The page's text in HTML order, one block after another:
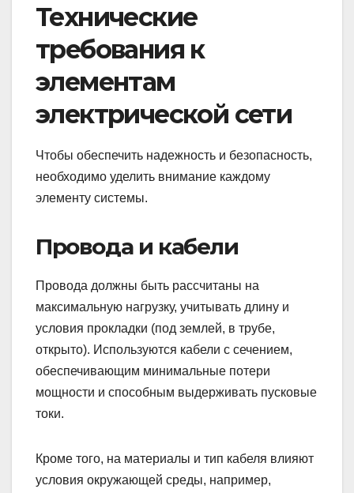
Технические
требования к
элементам
электрической сети
Чтобы обеспечить надежность и безопасность,
необходимо уделить внимание каждому
элементу системы.
Провода и кабели
Провода должны быть рассчитаны на
максимальную нагрузку, учитывать длину и
условия прокладки (под землей, в трубе,
открыто). Используются кабели с сечением,
обеспечивающим минимальные потери
мощности и способным выдерживать пусковые
токи.
Кроме того, на материалы и тип кабеля влияют
условия окружающей среды, например,